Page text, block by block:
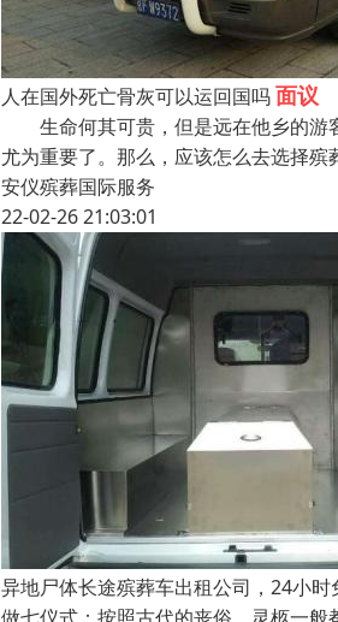
人在国外死亡骨灰可以运回国吗面议
生命何其可贵，但是远在他乡的游
尤为重要了。那么，应该怎么去选择
安仪殡葬国际服务
22-02-26 21:03:01
异地尸体长途殡葬车出租公司，24小时